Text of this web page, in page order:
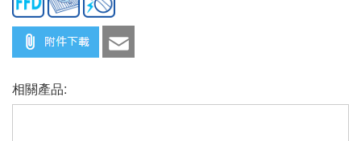
相關產品: